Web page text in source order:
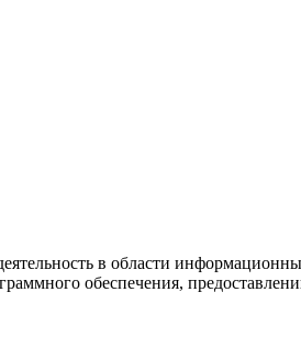
в области
обеспечения,